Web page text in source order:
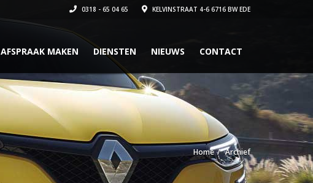
0318 - 65 04 65 KELVINSTRAAT 4-6 6716 BW EDE
AFSPRAAK MAKEN DIENSTEN NIEUWS CONTACT
Home Archief